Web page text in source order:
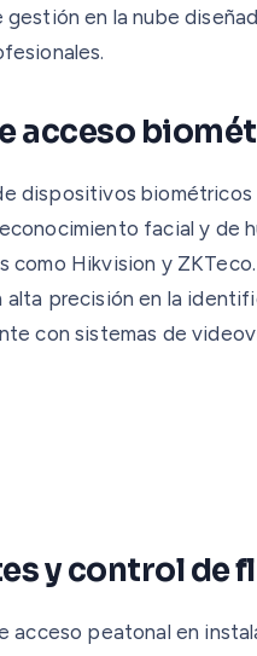
en la nube
acceso
dispositivos
facial y de
como Hikvision y
precisión en la
con sistemas de
y control de
acceso peatonal en